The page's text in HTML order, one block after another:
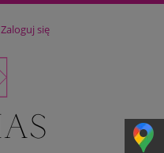
Zaloguj się